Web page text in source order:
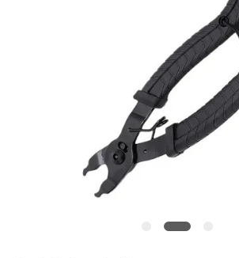
RECHTSSACHEN
ANGEBOT